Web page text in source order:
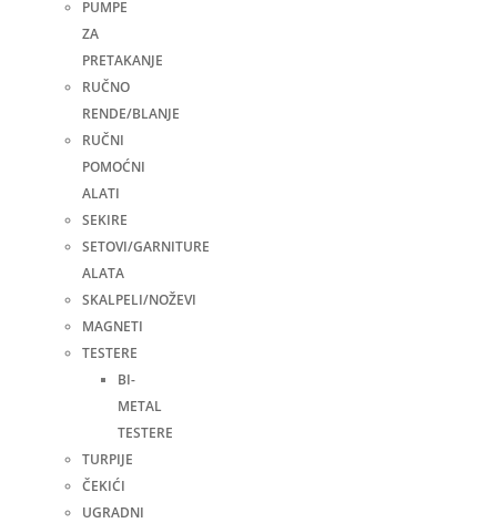
PUMPE
ZA
PRETAKANJE
RUČNO
RENDE/BLANJE
RUČNI
POMOĆNI
ALATI
SEKIRE
SETOVI/GARNITURE
ALATA
SKALPELI/NOŽEVI
MAGNETI
TESTERE
BI-
METAL
TESTERE
TURPIJE
ČEKIĆI
UGRADNI